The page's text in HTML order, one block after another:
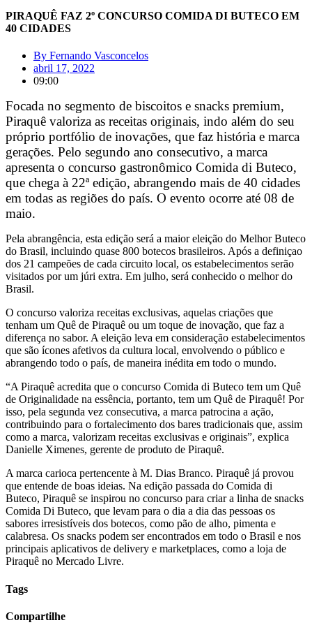
PIRAQUÊ FAZ 2º CONCURSO COMIDA DI BUTECO EM
40 CIDADES
By Fernando Vasconcelos
abril 17, 2022
09:00
Focada no segmento de biscoitos e snacks premium,
Piraquê valoriza as receitas originais, indo além do seu
próprio portfólio de inovações, que faz história e marca
gerações. Pelo segundo ano consecutivo, a marca
apresenta o concurso gastronômico Comida di Buteco,
que chega à 22ª edição, abrangendo mais de 40 cidades
em todas as regiões do país. O evento ocorre até 08 de
maio.
Pela abrangência, esta edição será a maior eleição do Melhor Buteco
do Brasil, incluindo quase 800 botecos brasileiros. Após a definiçao
dos 21 campeões de cada circuito local, os estabelecimentos serão
visitados por um júri extra. Em julho, será conhecido o melhor do
Brasil.
O concurso valoriza receitas exclusivas, aquelas criações que
tenham um Quê de Piraquê ou um toque de inovação, que faz a
diferença no sabor. A eleição leva em consideração estabelecimentos
que são ícones afetivos da cultura local, envolvendo o público e
abrangendo todo o país, de maneira inédita em todo o mundo.
“A Piraquê acredita que o concurso Comida di Buteco tem um Quê
de Originalidade na essência, portanto, tem um Quê de Piraquê! Por
isso, pela segunda vez consecutiva, a marca patrocina a ação,
contribuindo para o fortalecimento dos bares tradicionais que, assim
como a marca, valorizam receitas exclusivas e originais”, explica
Danielle Ximenes, gerente de produto de Piraquê.
A marca carioca pertencente à M. Dias Branco. Piraquê já provou
que entende de boas ideias. Na edição passada do Comida di
Buteco, Piraquê se inspirou no concurso para criar a linha de snacks
Comida Di Buteco, que levam para o dia a dia das pessoas os
sabores irresistíveis dos botecos, como pão de alho, pimenta e
calabresa. Os snacks podem ser encontrados em todo o Brasil e nos
principais aplicativos de delivery e marketplaces, como a loja de
Piraquê no Mercado Livre.
Tags
Compartilhe